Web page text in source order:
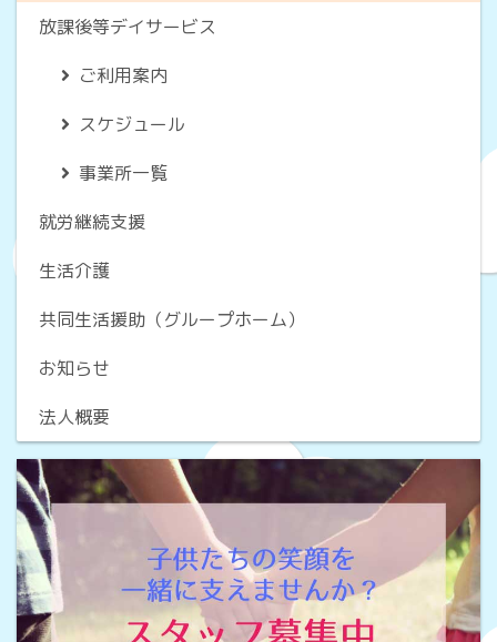
放課後等デイサービス
ご利用案内
スケジュール
事業所一覧
就労継続支援
生活介護
共同生活援助（グループホーム）
お知らせ
法人概要